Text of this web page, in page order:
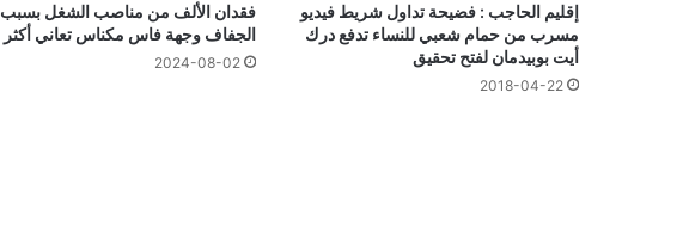
إقليم الحاجب : فضيحة تداول شريط فيديو
مسرب من حمام شعبي للنساء تدفع درك
أيت بوبيدمان لفتح تحقيق
2018-04-22
فقدان الألف من مناصب الشغل بسبب
الجفاف وجهة فاس مكناس تعاني أكثر
2024-08-02